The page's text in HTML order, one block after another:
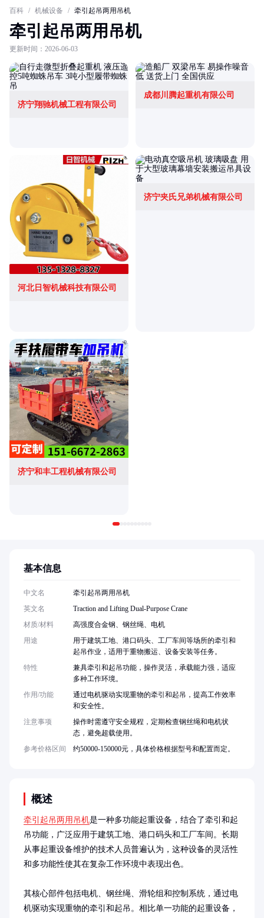
百科 / 机械设备 / 牵引起吊两用吊机
牵引起吊两用吊机
更新时间：2026-06-03
济宁翔驰机械工程有限公司
成都川腾起重机有限公司
河北日智机械科技有限公司
济宁夹氏兄弟机械有限公司
济宁和丰工程机械有限公司
概述
牵引起吊两用吊机是一种多功能起重设备，结合了牵引和起
吊功能，广泛应用于建筑工地、港口码头和工厂车间。长期
从事起重设备维护的技术人员普遍认为，这种设备的灵活性
和多功能性使其在复杂工作环境中表现出色。
其核心部件包括电机、钢丝绳、滑轮组和控制系统，通过电
机驱动实现重物的牵引和起吊。相比单一功能的起重设备，
基本信息
中文名
牵引起吊两用吊机
英文名
Traction and Lifting Dual-Purpose Crane
材质/材料
高强度合金钢、钢丝绳、电机
用途
用于建筑工地、港口码头、工厂车间等场所的牵引和
起吊作业，适用于重物搬运、设备安装等任务。
特性
兼具牵引和起吊功能，操作灵活，承载能力强，适应
多种工作环境。
作用/功能
通过电机驱动实现重物的牵引和起吊，提高工作效率
和安全性。
注意事项
操作时需遵守安全规程，定期检查钢丝绳和电机状
态，避免超载使用。
参考价格区间
约50000-150000元，具体价格根据型号和配置而定。